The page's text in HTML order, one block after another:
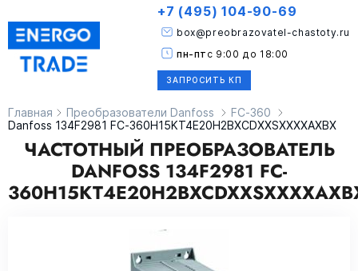
ЗАПРОСИТЬ КП
box@preobrazovatel-chastoty.ru
+7 (495) 104-90-69
пн-пт с 9:00 до 18:00
Главная Преобразователи Danfoss
FC-360
Danfoss 134F2981 FC-360H15KT4E20H2BXCDXXSXXXXAXBX
ЧАСТОТНЫЙ ПРЕОБРАЗОВАТЕЛЬ
DANFOSS 134F2981 FC-